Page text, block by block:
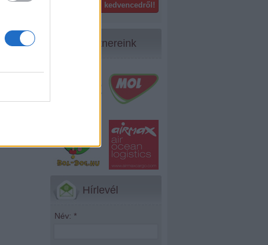
14...
Gondoskodj kedvencedről!
Partnereink
Hírlevél
Név: *